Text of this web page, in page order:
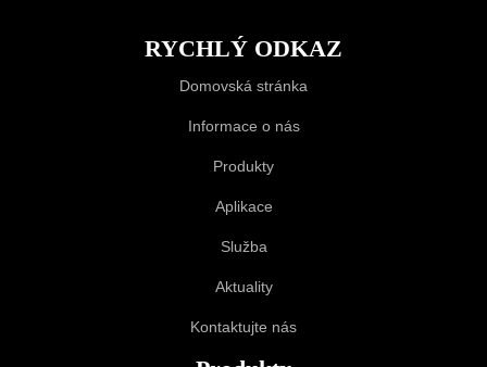
RYCHLÝ ODKAZ
Domovská stránka
Informace o nás
Produkty
Aplikace
Služba
Aktuality
Kontaktujte nás